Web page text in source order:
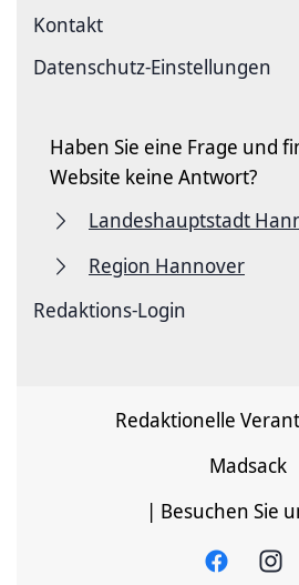
Kontakt
Datenschutz-Einstellungen
Haben Sie eine Frage und
Website keine Antwort?
Landeshauptstadt
Region Hannover
Redaktions-Login
Redaktionelle
Madsack
| Besuchen Sie